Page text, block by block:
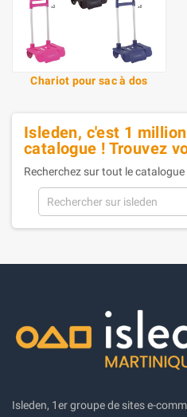
Chariot pour sac à dos
Isleden, c'est 1
catalogue ! Trouvez
Recherchez sur tout le catalogue
Isleden, 1er groupe de sites e-